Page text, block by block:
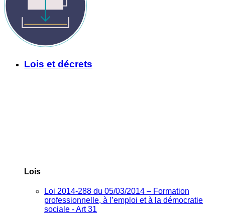
Lois et décrets
Lois
Loi 2014-288 du 05/03/2014 – Formation
professionnelle, à l’emploi et à la démocratie
sociale - Art 31